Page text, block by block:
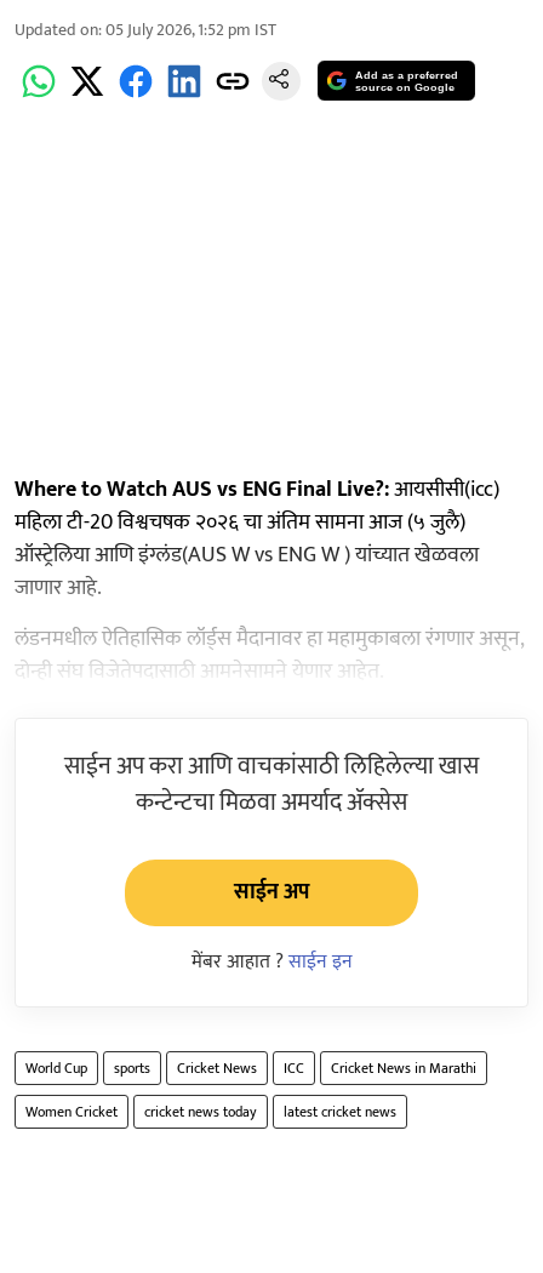
Updated on:05 July 2026, 1:52 pm IST
Add as a preferred
source on Google
Where to Watch AUS vs ENG Final Live?:आयसीसी(icc)
महिला टी-20 विश्वचषक २०२६ चा अंतिम सामना आज (५ जुलै)
ऑस्ट्रेलिया आणि इंग्लंड(AUS W vs ENG W ) यांच्यात खेळवला
जाणार आहे.
लंडनमधील ऐतिहासिक लॉर्ड्स मैदानावर हा महामुकाबला रंगणार असून,
दोन्ही संघ विजेतेपदासाठी आमनेसामने येणार आहेत.
साईन अप करा आणि वाचकांसाठी लिहिलेल्या खास
कन्टेन्टचा मिळवा अमर्याद ॲक्सेस
साईन अप
मेंबर आहात ?साईन इन
World Cup sports Cricket News ICC
Cricket News in Marathi
Women Cricket
cricket news today latest cricket news